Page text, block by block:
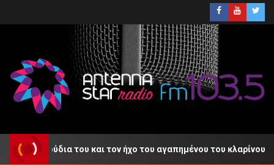
του και τον ήχο του αγαπημένου του κλαρίνου